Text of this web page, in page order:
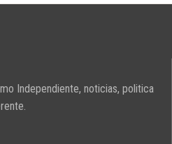
Independiente, noticias, politica